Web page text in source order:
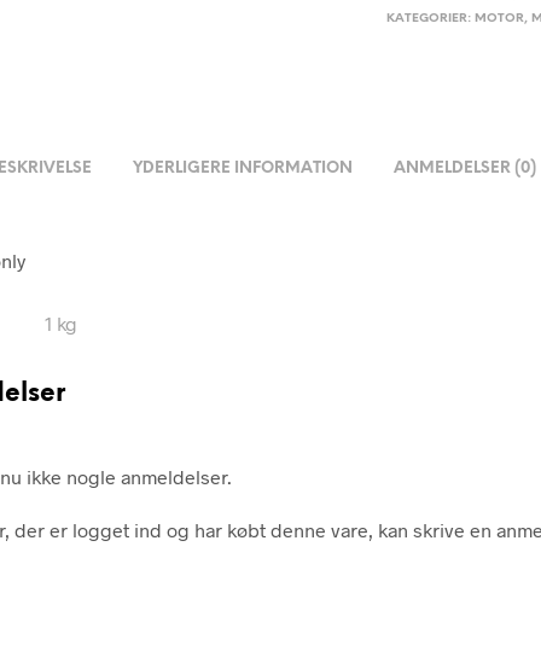
KATEGORIER: MOTOR,
YDERLIGERE INFORMATION ANMELDELSER (0)
1 kg
ikke nogle anmeldelser.
der er logget ind og har købt denne vare, kan skrive en